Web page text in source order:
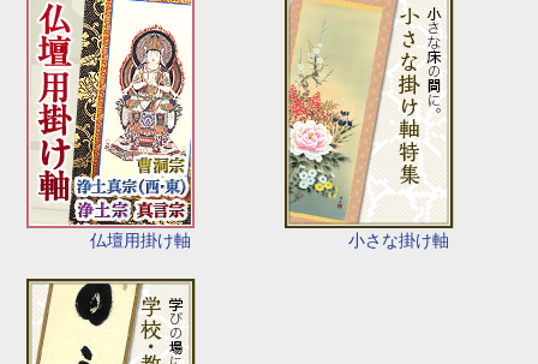
仏壇用掛け軸 小さな掛け軸